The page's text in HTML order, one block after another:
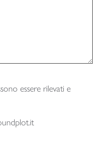
essere rilevati e